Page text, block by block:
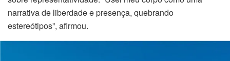
panel
narrativa de liberdade e presença, quebrando
estereótipos”, afirmou.